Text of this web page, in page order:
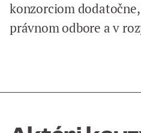
konzorciom
právnom odbore a v